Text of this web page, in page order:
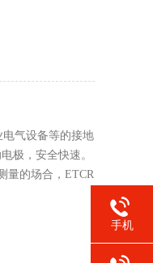
电气设备等的接地
极，安全快速。
量的场合，ETCR
手机